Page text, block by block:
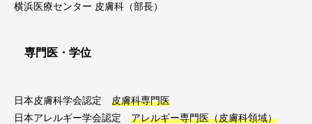
横浜医療センター 皮膚科（部長）
専門医・学位
日本皮膚科学会認定 皮膚科専門医
日本アレルギー学会認定 アレルギー専門医（皮膚科領域）